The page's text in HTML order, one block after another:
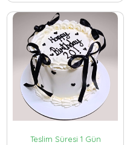
Teslim Süresi 1 Gün